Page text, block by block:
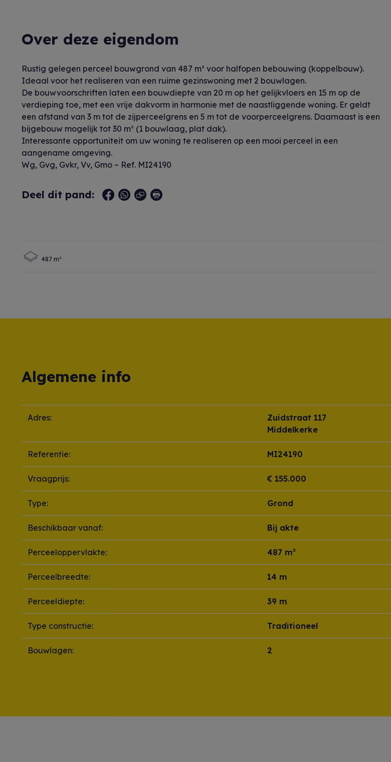
Over deze eigendom
Rustig gelegen perceel bouwgrond van 487 m² voor halfopen bebouwing (koppelbouw).
Ideaal voor het realiseren van een ruime gezinswoning met 2 bouwlagen.
De bouwvoorschriften laten een bouwdiepte van 20 m op het gelijkvloers en 15 m op de
verdieping toe, met een vrije dakvorm in harmonie met de naastliggende woning. Er geldt
een afstand van 3 m tot de zijperceelgrens en 5 m tot de voorperceelgrens. Daarnaast is een
bijgebouw mogelijk tot 30 m² (1 bouwlaag, plat dak).
Interessante opportuniteit om uw woning te realiseren op een mooi perceel in een
aangename omgeving.
Wg, Gvg, Gvkr, Vv, Gmo ~ Ref. MI24190
Deel dit pand:
487 m²
Algemene info
Adres:
Zuidstraat 117
Middelkerke
Referentie: MI24190
Vraagprijs: € 155.000
Type: Grond
Beschikbaar vanaf: Bij akte
Perceeloppervlakte: 487 m²
Perceelbreedte: 14 m
Perceeldiepte: 39 m
Type constructie: Traditioneel
Bouwlagen: 2